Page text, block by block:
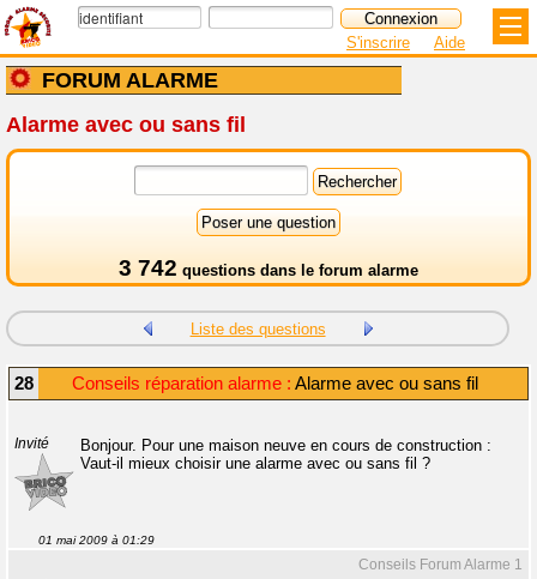
FORUM ALARME
S'inscrire Aide
Alarme avec ou sans fil
3 742 questions dans le forum alarme
Liste des questions
28 Conseils réparation alarme : Alarme avec ou sans fil
Invité
Bonjour. Pour une maison neuve en cours de construction :
Vaut-il mieux choisir une alarme avec ou sans fil ?
01 mai 2009 à 01:29
Conseils Forum Alarme 1